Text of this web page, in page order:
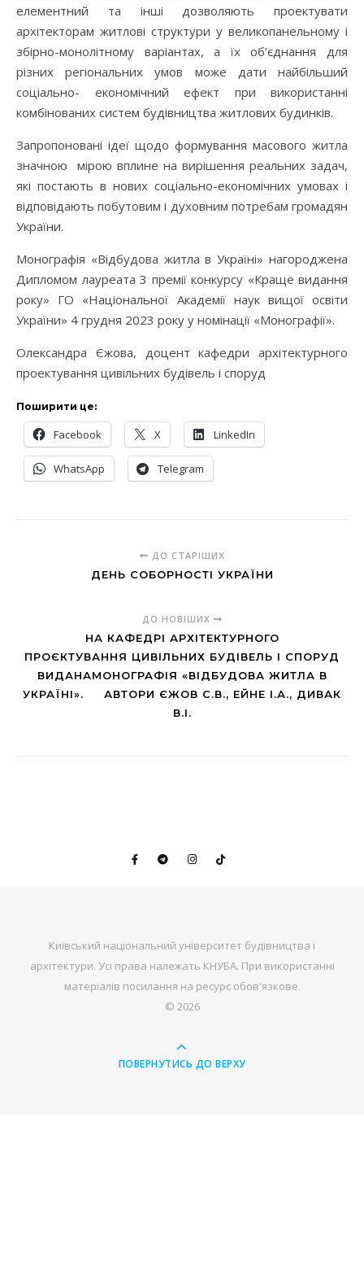
елементний та інші дозволяють проектувати
архітекторам житлові структури у великопанельному і
збірно-монолітному варіантах, а їх об’єднання для
різних регіональних умов може дати найбільший
соціально- економічний ефект при використанні
комбінованих систем будівництва житлових будинків.
Запропоновані ідеї щодо формування масового житла
значною мірою вплине на вирішення реальних задач,
які постають в нових соціально-економічних умовах і
відповідають побутовим і духовним потребам громадян
України.
Монографія «Відбудова житла в Україні» нагороджена
Дипломом лауреата 3 премії конкурсу «Краще видання
року» ГО «Національної Академії наук вищої освіти
України» 4 грудня 2023 року у номінації «Монографії».
Олександра Єжова, доцент кафедри архітектурного
проектування цивільних будівель і споруд
Поширити це:
Facebook X LinkedIn
WhatsApp Telegram
ДО СТАРІШИХ
ДЕНЬ СОБОРНОСТІ УКРАЇНИ
ДО НОВІШИХ
НА КАФЕДРІ АРХІТЕКТУРНОГО
ПРОЄКТУВАННЯ ЦИВІЛЬНИХ БУДІВЕЛЬ І СПОРУД
ВИДАНАМОНОГРАФІЯ «ВІДБУДОВА ЖИТЛА В
УКРАЇНІ». АВТОРИ ЄЖОВ С.В., ЕЙНЕ І.А., ДИВАК
В.І.
Київський національний університет будівництва і
архітектури. Усі права належать КНУБА. При використанні
матеріалів посилання на ресурс обов'язкове.
© 2026
ПОВЕРНУТИСЬ ДО ВЕРХУ